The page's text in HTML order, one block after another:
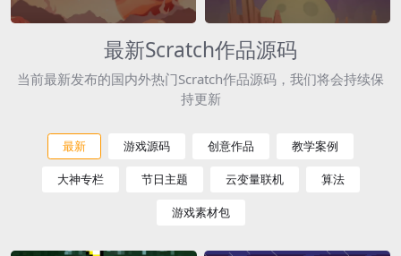
最新Scratch作品源码
当前最新发布的国内外热门Scratch作品源码，我们将会持续保
持更新
最新 游戏源码 创意作品 教学案例
大神专栏 节日主题 云变量联机 算法
游戏素材包